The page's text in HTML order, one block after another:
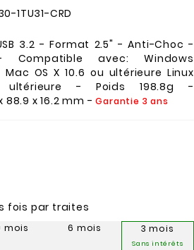
1TU31-CRD
3.2 - Format 2.5" - Anti-Choc -
Compatible avec: Windows
Mac OS X 10.6 ou ultérieure Linux
ultérieure - Poids 198.8g -
88.9 x 16.2 mm -Garantie 3 ans
fois par traites
mois 6 mois 3 mois
Sans intérêts